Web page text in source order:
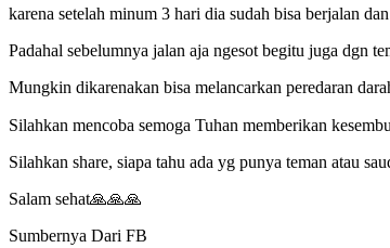
karena setelah minum 3 hari dia sudah bisa berjalan
Padahal sebelumnya jalan aja ngesot begitu juga dgn
Mungkin dikarenakan bisa melancarkan peredaran
Silahkan mencoba semoga Tuhan memberikan
Silahkan share, siapa tahu ada yg punya teman atau
Salam sehat🙏🙏🙏
Sumbernya Dari FB